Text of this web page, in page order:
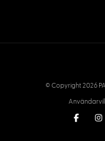
© Copyright 2026